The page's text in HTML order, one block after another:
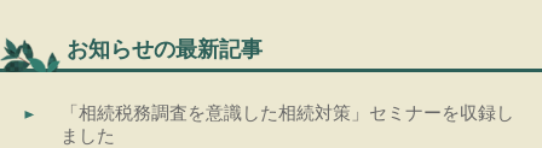
お知らせの最新記事
「相続税務調査を意識した相続対策」セミナーを収録し
ました